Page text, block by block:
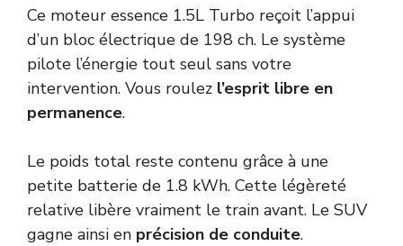
Ce moteur essence 1.5L Turbo reçoit l’appui
d’un bloc électrique de 198 ch. Le système
pilote l’énergie tout seul sans votre
intervention. Vous roulez l’esprit libre en
permanence.
Le poids total reste contenu grâce à une
petite batterie de 1.8 kWh. Cette légèreté
relative libère vraiment le train avant. Le SUV
gagne ainsi en précision de conduite.